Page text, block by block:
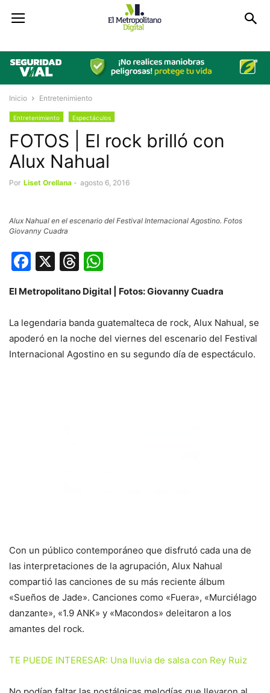
Inicio Entretenimiento
Entretenimiento Espectáculos
FOTOS | El rock brilló con
Alux Nahual
Por Liset Orellana - agosto 6, 2016
Alux Nahual en el escenario del Festival Internacional Agostino. Fotos
Giovanny Cuadra
Facebook
X Threads
El Metropolitano Digital | Fotos: Giovanny Cuadra
La legendaria banda guatemalteca de rock, Alux Nahual, se
apoderó en la noche del viernes del escenario del Festival
Internacional Agostino en su segundo día de espectáculo.
Con un público contemporáneo que disfrutó cada una de
las interpretaciones de la agrupación, Alux Nahual
compartió las canciones de su más reciente álbum
«Sueños de Jade». Canciones como «Fuera», «Murciélago
danzante», «1.9 ANK» y «Macondos» deleitaron a los
amantes del rock.
TE PUEDE INTERESAR: Una lluvia de salsa con Rey Ruiz